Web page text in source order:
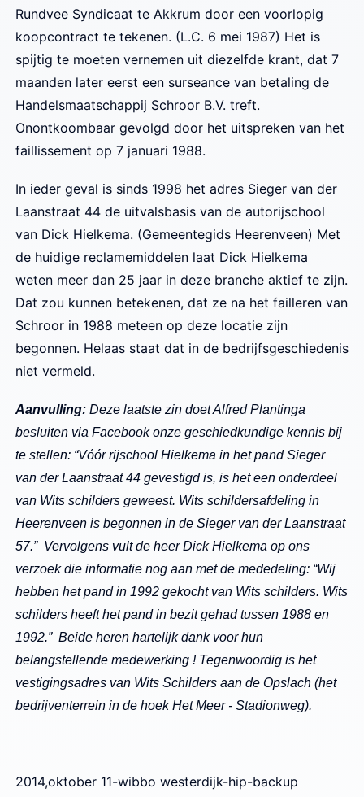
Rundvee Syndicaat te Akkrum door een voorlopig
koopcontract te tekenen. (L.C. 6 mei 1987) Het is
spijtig te moeten vernemen uit diezelfde krant, dat 7
maanden later eerst een surseance van betaling de
Handelsmaatschappij Schroor B.V. treft.
Onontkoombaar gevolgd door het uitspreken van het
faillissement op 7 januari 1988.
In ieder geval is sinds 1998 het adres Sieger van der
Laanstraat 44 de uitvalsbasis van de autorijschool
van Dick Hielkema. (Gemeentegids Heerenveen) Met
de huidige reclamemiddelen laat Dick Hielkema
weten meer dan 25 jaar in deze branche aktief te zijn.
Dat zou kunnen betekenen, dat ze na het failleren van
Schroor in 1988 meteen op deze locatie zijn
begonnen. Helaas staat dat in de bedrijfsgeschiedenis
niet vermeld.
Aanvulling: Deze laatste zin doet Alfred Plantinga
besluiten via Facebook onze geschiedkundige kennis bij
te stellen: “Vóór rijschool Hielkema in het pand Sieger
van der Laanstraat 44 gevestigd is, is het een onderdeel
van Wits schilders geweest. Wits schildersafdeling in
Heerenveen is begonnen in de Sieger van der Laanstraat
57.” Vervolgens vult de heer Dick Hielkema op ons
verzoek die informatie nog aan met de mededeling: “Wij
hebben het pand in 1992 gekocht van Wits schilders. Wits
schilders heeft het pand in bezit gehad tussen 1988 en
1992.” Beide heren hartelijk dank voor hun
belangstellende medewerking ! Tegenwoordig is het
vestigingsadres van Wits Schilders aan de Opslach (het
bedrijventerrein in de hoek Het Meer - Stadionweg).
2014,oktober 11-wibbo westerdijk-hip-backup